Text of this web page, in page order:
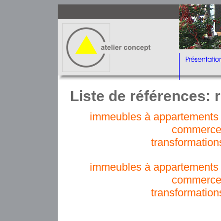
Liste de références:
immeubles à
immeubles à